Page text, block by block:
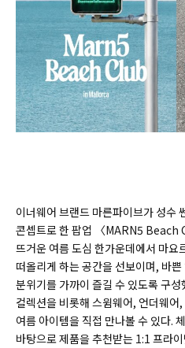
이너웨어 브랜드 마른파이브가 성수
콘셉트로 한 팝업 〈MARN5
뜨거운 여름 도심 한가운데에서 마요
떠올리게 하는 공간을 선보이며, 바
분위기를 가까이 즐길 수 있도록 구
컬렉션을 비롯해 스윔웨어, 언더웨어
여름 아이템을 직접 만나볼 수 있다.
바탕으로 제품을 추천받는 1:1 프라